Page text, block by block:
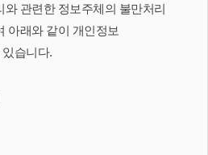
와 관련한 정보주체의 불만처리
아래와 같이 개인정보
습니다.